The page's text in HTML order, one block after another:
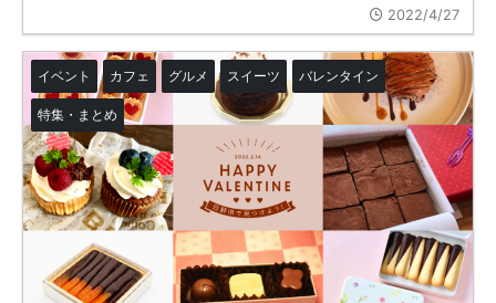
2022/4/27
イベント カフェ グルメ スイーツ バレンタイン
特集・まとめ